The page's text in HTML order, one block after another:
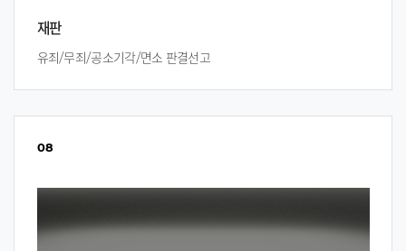
재판
유죄/무죄/공소기각/면소 판결선고
08